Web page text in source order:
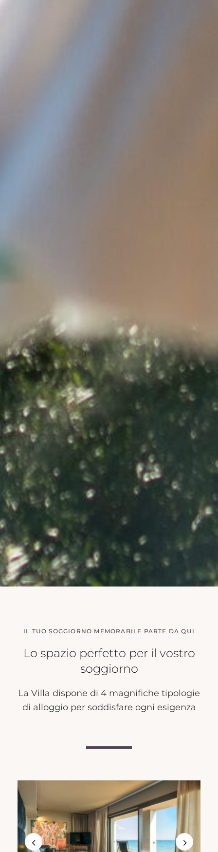
IL TUO SOGGIORNO MEMORABILE PARTE DA QUI
Lo spazio perfetto per il vostro
soggiorno
La Villa dispone di 4 magnifiche tipologie
di alloggio per soddisfare ogni esigenza